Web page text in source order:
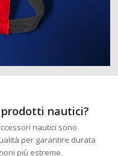
nautici?
nautici sono
per garantire durata
più estreme.